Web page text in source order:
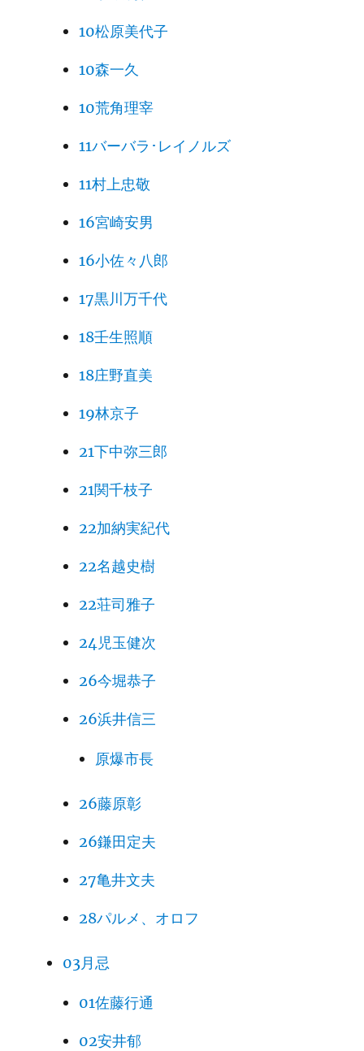
10松原美代子
10森一久
10荒角理宰
11バーバラ･レイノルズ
11村上忠敬
16宮崎安男
16小佐々八郎
17黒川万千代
18壬生照順
18庄野直美
19林京子
21下中弥三郎
21関千枝子
22加納実紀代
22名越史樹
22荘司雅子
24児玉健次
26今堀恭子
26浜井信三
原爆市長
26藤原彰
26鎌田定夫
27亀井文夫
28パルメ、オロフ
03月忌
01佐藤行通
02安井郁